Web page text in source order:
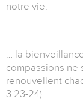
notre vie.
… la
compassions ne
renouvellent
3.23-24)